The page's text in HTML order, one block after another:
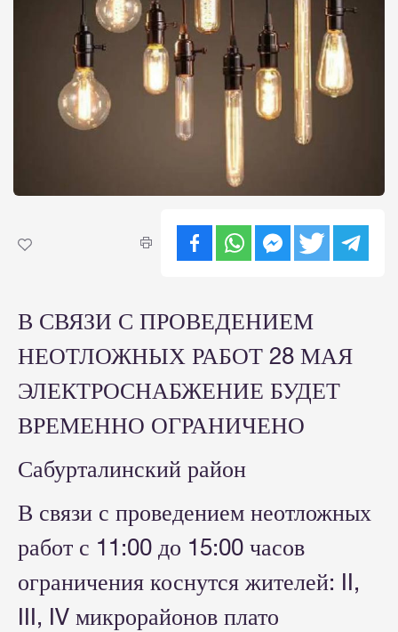
В СВЯЗИ С ПРОВЕДЕНИЕМ
НЕОТЛОЖНЫХ РАБОТ 28 МАЯ
ЭЛЕКТРОСНАБЖЕНИЕ БУДЕТ
ВРЕМЕННО ОГРАНИЧЕНО
Сабурталинский район
В связи с проведением неотложных
работ с 11:00 до 15:00 часов
ограничения коснутся жителей: II,
III, IV микрорайонов плато